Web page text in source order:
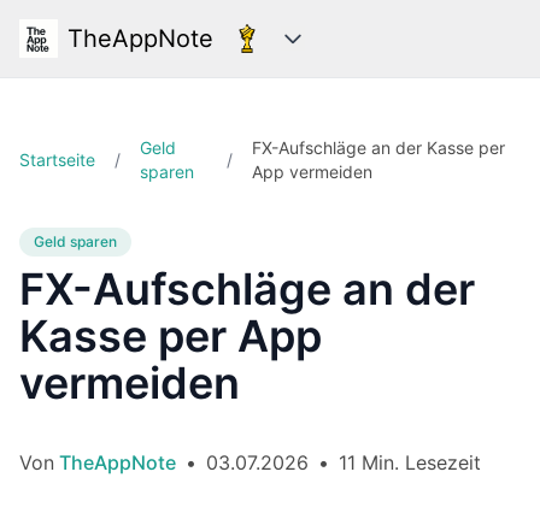
TheAppNote Kategorien
Startseite /
Geld
sparen
/
FX-Aufschläge an der Kasse per
App vermeiden
Geld sparen
FX-Aufschläge an der
Kasse per App
vermeiden
Von TheAppNote • 03.07.2026 • 11 Min. Lesezeit